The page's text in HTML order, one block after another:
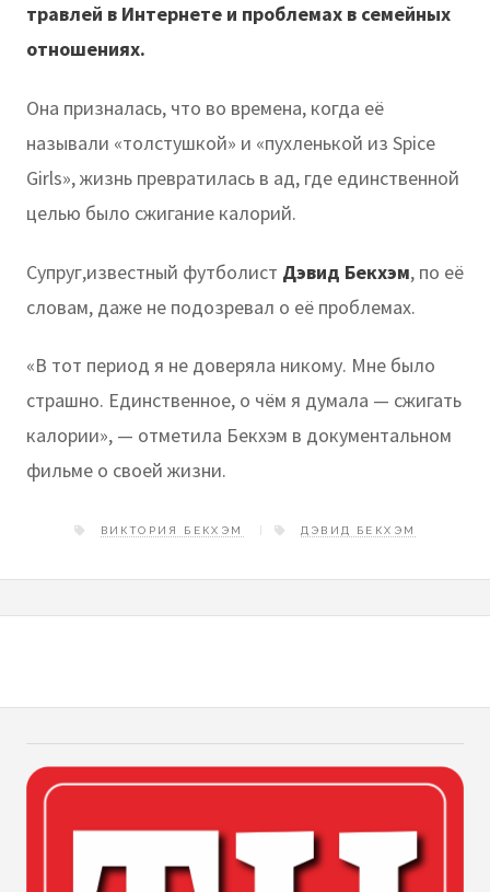
травлей в Интернете и проблемах в семейных
отношениях.
Она призналась, что во времена, когда её
называли «толстушкой» и «пухленькой из Spice
Girls», жизнь превратилась в ад, где единственной
целью было сжигание калорий.
Супруг,известный футболист Дэвид Бекхэм, по её
словам, даже не подозревал о её проблемах.
«В тот период я не доверяла никому. Мне было
страшно. Единственное, о чём я думала — сжигать
калории», — отметила Бекхэм в документальном
фильме о своей жизни.
ВИКТОРИЯ БЕКХЭМ ДЭВИД БЕКХЭМ